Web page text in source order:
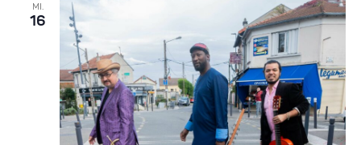
MI.
16